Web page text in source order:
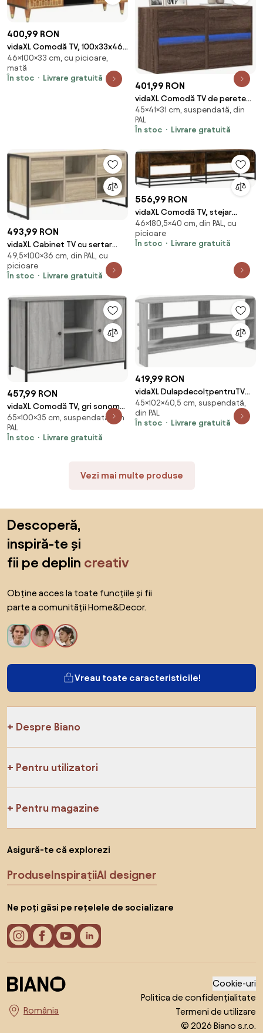
400,99 RON
vidaXL Comodă TV, 100x33x46
cm, lemn masiv de mango
46×100×33 cm, cu picioare,
mată
În stoc
Livrare gratuită
401,99 RON
vidaXL Comodă TV de perete
cu LED, 2 buc. stejar maro,
41x31x45 cm
45×41×31 cm, suspendată, din
PAL
În stoc
Livrare gratuită
493,99 RON
vidaXL Cabinet TV cu sertar
Sonoma 100 x 36 x 49,5 cm
Lemn compozit
49,5×100×36 cm, din PAL, cu
picioare
În stoc
Livrare gratuită
556,99 RON
vidaXL Comodă TV, stejar
fumuriu, 180,5x40x46 cm, lemn
prelucrat
46×180,5×40 cm, din PAL, cu
picioare
În stoc
Livrare gratuită
457,99 RON
vidaXL Comodă TV, gri sonoma,
100x35x65 cm, lemn compozit
65×100×35 cm, suspendată, din
PAL
În stoc
Livrare gratuită
419,99 RON
vidaXL DulapdecolțpentruTV
Gri Sonoma 102x40,5x45cm
Lemn compozit
45×102×40,5 cm, suspendată,
din PAL
În stoc
Livrare gratuită
Vezi mai multe produse
Descoperă,
inspiră-te și
fii pe deplin creativ
Obține acces la toate funcțiile și fii
parte a comunității Home&Decor.
Vreau toate caracteristicile!
Despre Biano
Pentru utilizatori
Pentru magazine
Asigură-te că explorezi
ProduseInspirațiiAI designer
Ne poți găsi pe rețelele de socializare
Alege țara
Cookie-uri
Politica de confidențialitate
Termeni de utilizare
© 2026 Biano s.r.o.